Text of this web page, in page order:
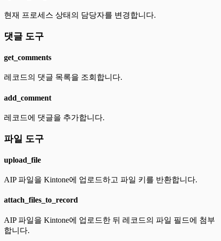
현재 프로세스 상태의 담당자를 변경합니다.
댓글 도구
get_comments
레코드의 댓글 목록을 조회합니다.
add_comment
레코드에 댓글을 추가합니다.
파일 도구
upload_file
AIP 파일을 Kintone에 업로드하고 파일 키를 반환합니다.
attach_files_to_record
AIP 파일을 Kintone에 업로드한 뒤 레코드의 파일 필드에 첨부
합니다.